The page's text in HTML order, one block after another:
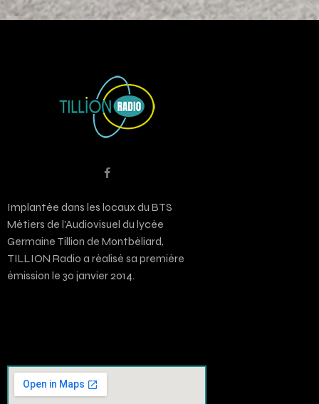
Implantée dans les locaux du BTS
Métiers de l’Audiovisuel du lycée
Germaine Tillion de Montbéliard,
TILLION Radio a réalisé sa première
émission le 30 janvier 2014.